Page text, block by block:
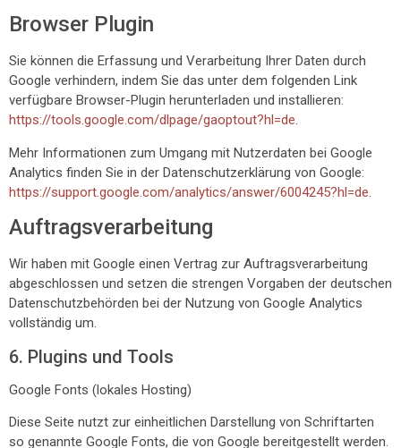
Browser Plugin
Sie können die Erfassung und Verarbeitung Ihrer Daten durch
Google verhindern, indem Sie das unter dem folgenden Link
verfügbare Browser-Plugin herunterladen und installieren:
https://tools.google.com/dlpage/gaoptout?hl=de.
Mehr Informationen zum Umgang mit Nutzerdaten bei Google
Analytics finden Sie in der Datenschutzerklärung von Google:
https://support.google.com/analytics/answer/6004245?hl=de.
Auftragsverarbeitung
Wir haben mit Google einen Vertrag zur Auftragsverarbeitung
abgeschlossen und setzen die strengen Vorgaben der deutschen
Datenschutzbehörden bei der Nutzung von Google Analytics
vollständig um.
6. Plugins und Tools
Google Fonts (lokales Hosting)
Diese Seite nutzt zur einheitlichen Darstellung von Schriftarten
so genannte Google Fonts, die von Google bereitgestellt werden.